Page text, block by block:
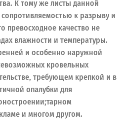
К тому же листы данной
к разрыву и
превосходное качество не
влажности и температуры.
и особенно наружной
кровельных
требующем крепкой и в
опалубки для
и многом другом.